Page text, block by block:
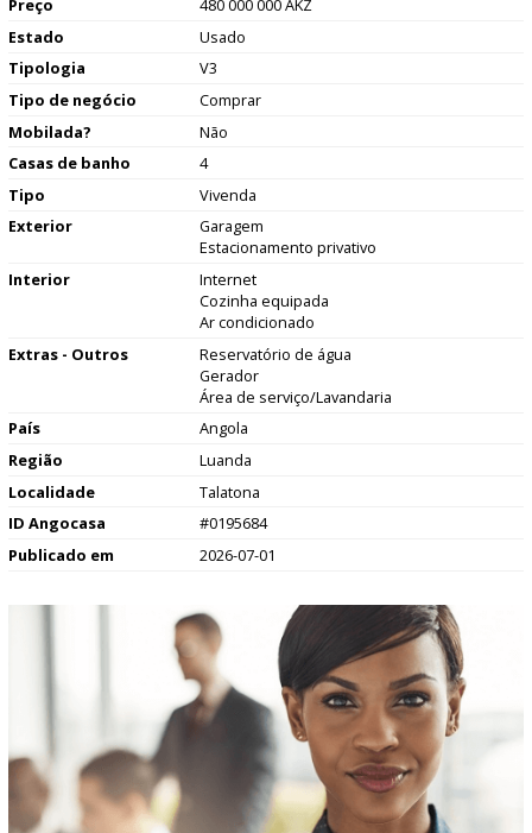
Preço
480 000 000 AKZ
Estado
Usado
Tipologia
V3
Tipo de negócio
Comprar
Mobilada?
Não
Casas de banho
4
Tipo
Vivenda
Exterior
Garagem
Estacionamento privativo
Interior
Internet
Cozinha equipada
Ar condicionado
Extras - Outros
Reservatório de água
Gerador
Área de serviço/Lavandaria
País
Angola
Região
Luanda
Localidade
Talatona
ID Angocasa
#0195684
Publicado em
2026-07-01